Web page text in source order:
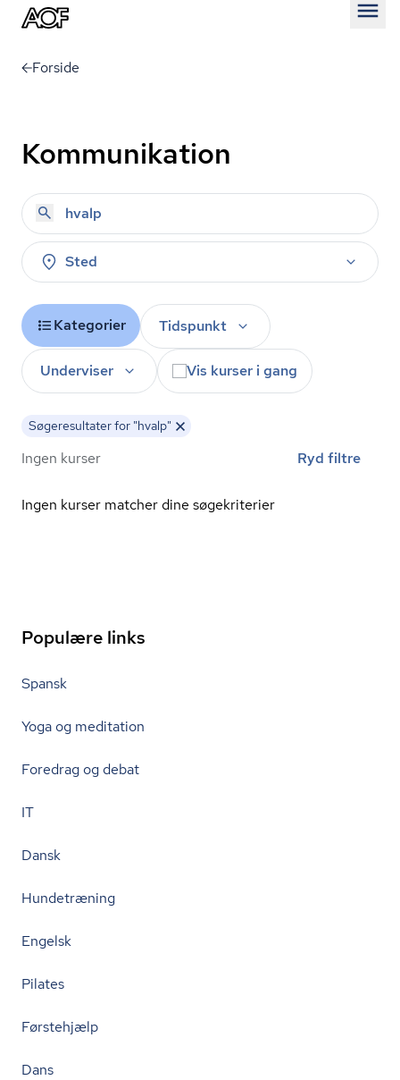
Forside
Kommunikation
Sted
Kategorier Tidspunkt
Underviser Vis kurser i gang
Søgeresultater for "hvalp"
Ingen kurser Ryd filtre
Ingen kurser matcher dine søgekriterier
Populære links
Spansk
Yoga og meditation
Foredrag og debat
IT
Dansk
Hundetræning
Engelsk
Pilates
Førstehjælp
Dans